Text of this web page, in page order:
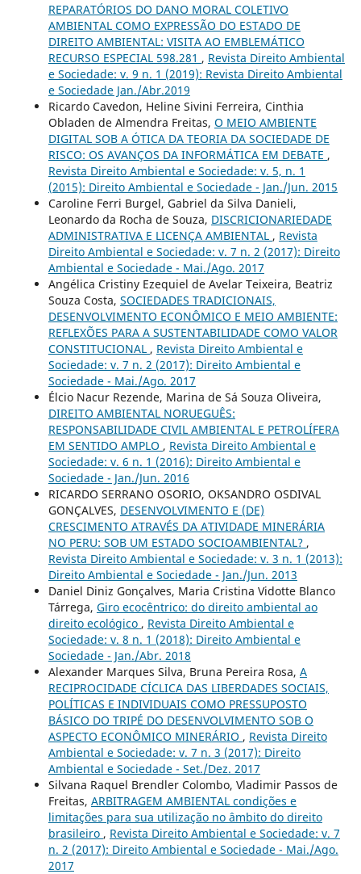
REPARATÓRIOS DO DANO MORAL COLETIVO
AMBIENTAL COMO EXPRESSÃO DO ESTADO DE
DIREITO AMBIENTAL: VISITA AO EMBLEMÁTICO
RECURSO ESPECIAL 598.281 , Revista Direito Ambiental
e Sociedade: v. 9 n. 1 (2019): Revista Direito Ambiental
e Sociedade Jan./Abr.2019
Ricardo Cavedon, Heline Sivini Ferreira, Cinthia
Obladen de Almendra Freitas, O MEIO AMBIENTE
DIGITAL SOB A ÓTICA DA TEORIA DA SOCIEDADE DE
RISCO: OS AVANÇOS DA INFORMÁTICA EM DEBATE ,
Revista Direito Ambiental e Sociedade: v. 5, n. 1
(2015): Direito Ambiental e Sociedade - Jan./Jun. 2015
Caroline Ferri Burgel, Gabriel da Silva Danieli,
Leonardo da Rocha de Souza, DISCRICIONARIEDADE
ADMINISTRATIVA E LICENÇA AMBIENTAL , Revista
Direito Ambiental e Sociedade: v. 7 n. 2 (2017): Direito
Ambiental e Sociedade - Mai./Ago. 2017
Angélica Cristiny Ezequiel de Avelar Teixeira, Beatriz
Souza Costa, SOCIEDADES TRADICIONAIS,
DESENVOLVIMENTO ECONÔMICO E MEIO AMBIENTE:
REFLEXÕES PARA A SUSTENTABILIDADE COMO VALOR
CONSTITUCIONAL , Revista Direito Ambiental e
Sociedade: v. 7 n. 2 (2017): Direito Ambiental e
Sociedade - Mai./Ago. 2017
Élcio Nacur Rezende, Marina de Sá Souza Oliveira,
DIREITO AMBIENTAL NORUEGUÊS:
RESPONSABILIDADE CIVIL AMBIENTAL E PETROLÍFERA
EM SENTIDO AMPLO , Revista Direito Ambiental e
Sociedade: v. 6 n. 1 (2016): Direito Ambiental e
Sociedade - Jan./Jun. 2016
RICARDO SERRANO OSORIO, OKSANDRO OSDIVAL
GONÇALVES, DESENVOLVIMENTO E (DE)
CRESCIMENTO ATRAVÉS DA ATIVIDADE MINERÁRIA
NO PERU: SOB UM ESTADO SOCIOAMBIENTAL? ,
Revista Direito Ambiental e Sociedade: v. 3 n. 1 (2013):
Direito Ambiental e Sociedade - Jan./Jun. 2013
Daniel Diniz Gonçalves, Maria Cristina Vidotte Blanco
Tárrega, Giro ecocêntrico: do direito ambiental ao
direito ecológico , Revista Direito Ambiental e
Sociedade: v. 8 n. 1 (2018): Direito Ambiental e
Sociedade - Jan./Abr. 2018
Alexander Marques Silva, Bruna Pereira Rosa, A
RECIPROCIDADE CÍCLICA DAS LIBERDADES SOCIAIS,
POLÍTICAS E INDIVIDUAIS COMO PRESSUPOSTO
BÁSICO DO TRIPÉ DO DESENVOLVIMENTO SOB O
ASPECTO ECONÔMICO MINERÁRIO , Revista Direito
Ambiental e Sociedade: v. 7 n. 3 (2017): Direito
Ambiental e Sociedade - Set./Dez. 2017
Silvana Raquel Brendler Colombo, Vladimir Passos de
Freitas, ARBITRAGEM AMBIENTAL condições e
limitações para sua utilização no âmbito do direito
brasileiro , Revista Direito Ambiental e Sociedade: v. 7
n. 2 (2017): Direito Ambiental e Sociedade - Mai./Ago.
2017